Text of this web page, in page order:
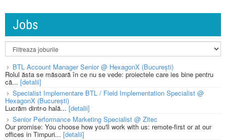
Jobs
BTL Account Manager Senior @ HexagonX (București)
Rolul ăsta se măsoară în ce nu se vede: proiectele care ies bine pentru
că... [detalii]
Specialist Implementare BTL / Field Implementation Specialist @
HexagonX (București)
Lucrăm dintr-o hală...[detalii]
Senior Performance Marketing Specialist @ Zitec
Our promise: You choose how you'll work with us: remote-first or at our
offices in Timpuri... [detalii]